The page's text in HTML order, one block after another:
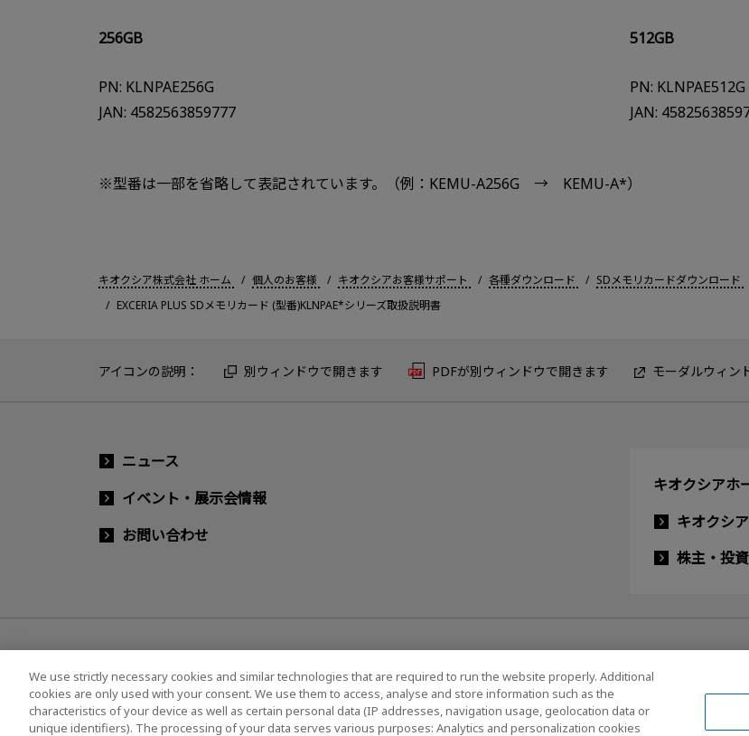
256GB
PN: KLNPAE256G
JAN: 4582563859777
512GB
PN: KLNPAE512G
JAN:
※型番は一部を省略して表記されています。（例：KEMU-A256G → KEMU-A*）
キオクシア株式会社 ホーム 個人のお客様 キオクシアお客様サポート 各種ダウンロード SDメモリカードダウンロード
EXCERIA PLUS SDメモリカード (型番)KLNPAE*シリーズ取扱説明書
アイコンの説明： 別ウィンドウで開きます PDFが別ウィンドウで開きます モーダルウィン
ニュース
イベント・展示会情報
お問い合わせ
キオクシアホ
キオクシ
株主・投
ソーシャルメディア公式アカウント一覧 ソーシャルメディアポリシー
We use strictly necessary cookies and similar technologies that are required to run the website properly. Additional
cookies are only used with your consent. We use them to access, analyse and store information such as the
characteristics of your device as well as certain personal data (IP addresses, navigation usage, geolocation data or
unique identifiers). The processing of your data serves various purposes: Analytics and personalization cookies